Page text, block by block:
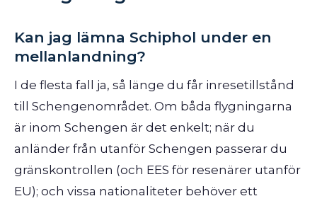
Kan jag lämna Schiphol under en
mellanlandning?
I de flesta fall ja, så länge du får inresetillstånd
till Schengenområdet. Om båda flygningarna
är inom Schengen är det enkelt; när du
anländer från utanför Schengen passerar du
gränskontrollen (och EES för resenärer utanför
EU); och vissa nationaliteter behöver ett